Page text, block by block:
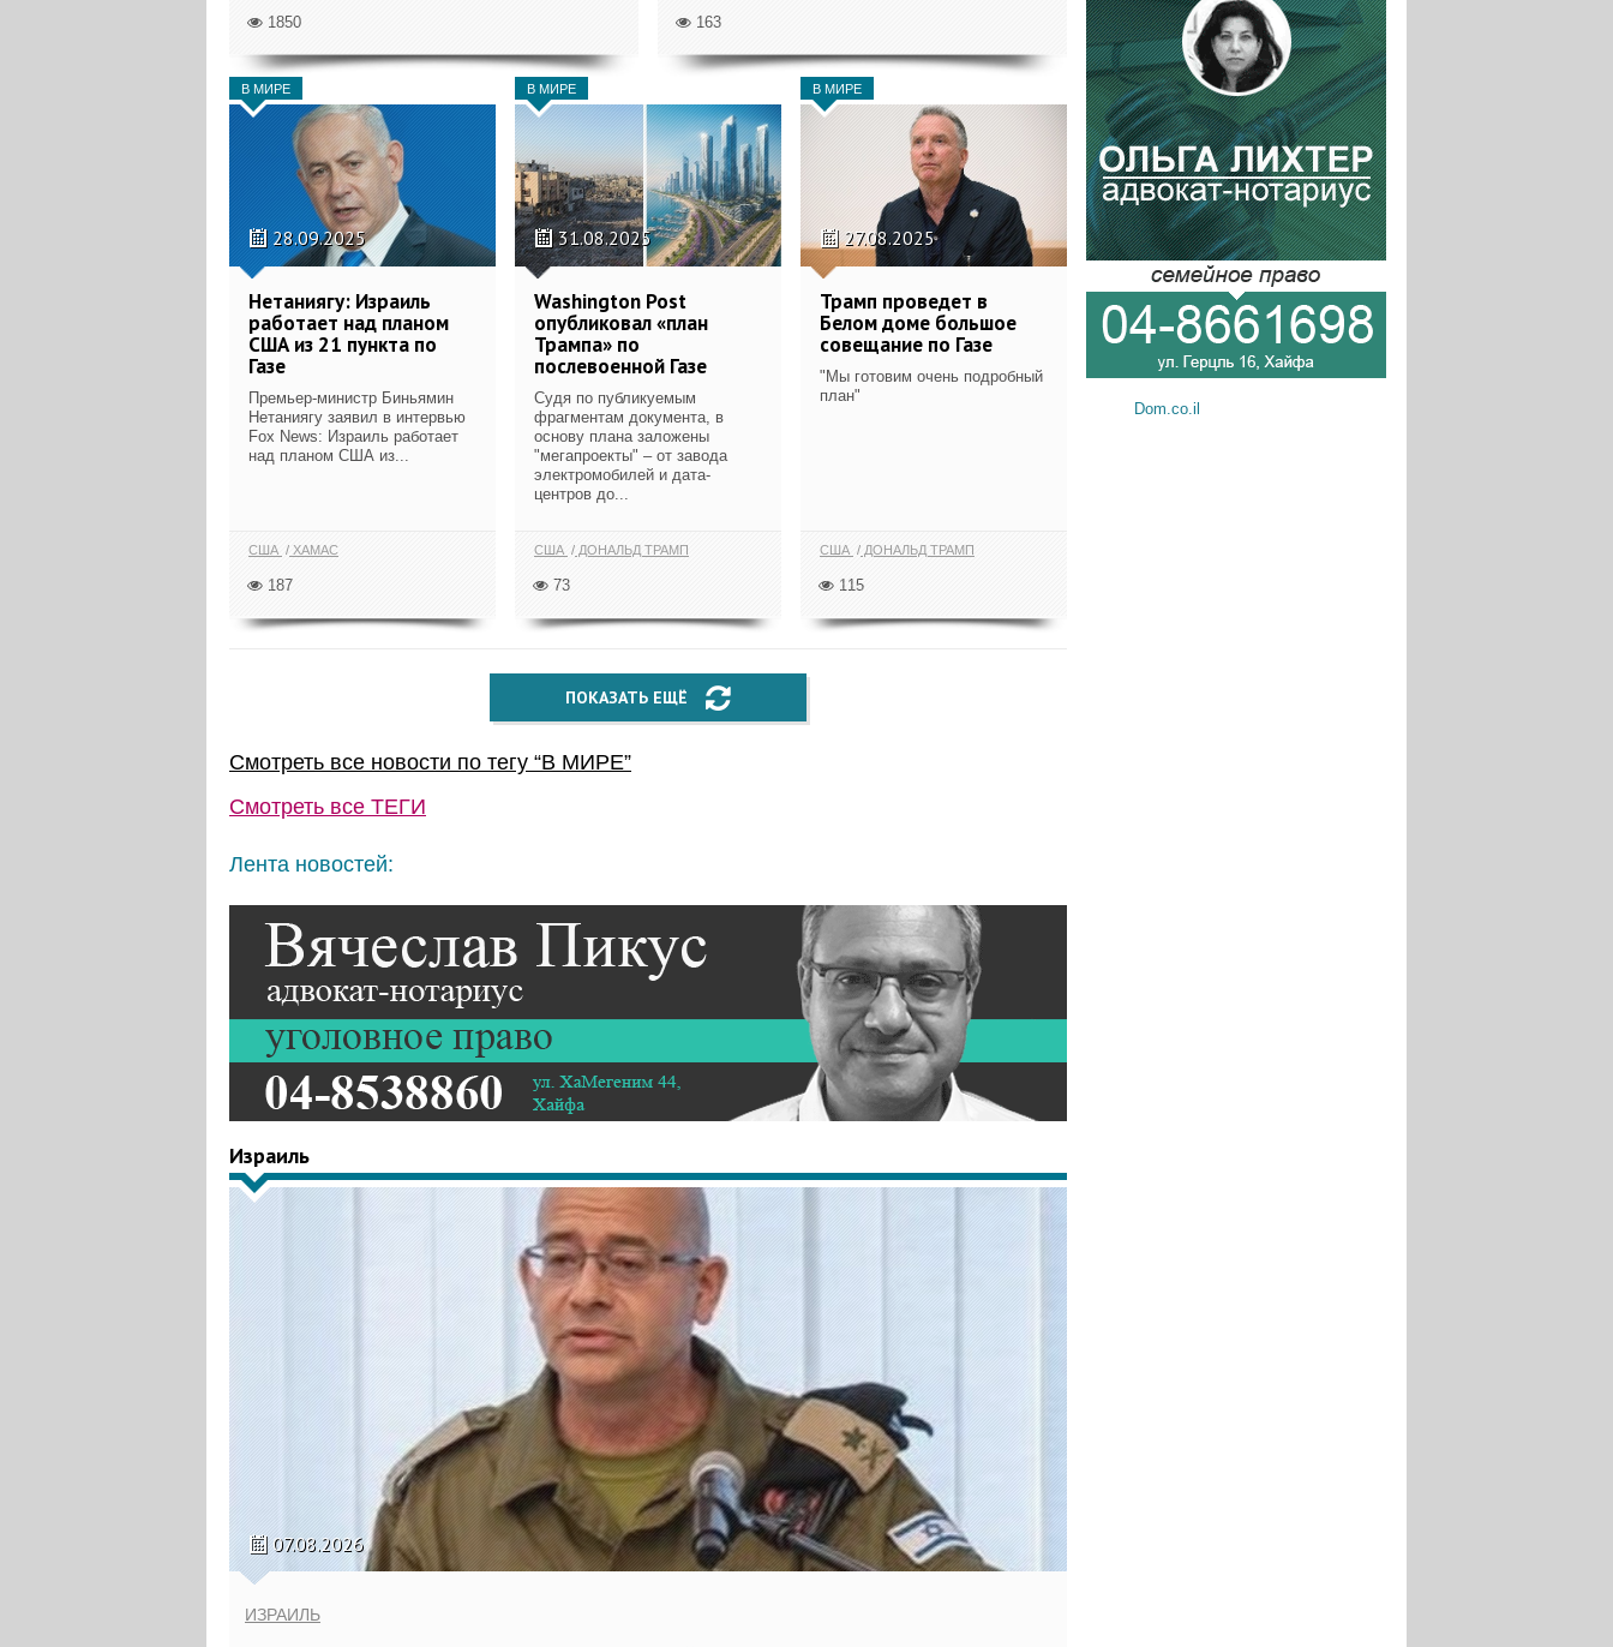
1850 163
В МИРЕ
28.09.2025
Нетаниягу: Израиль
работает над планом
США из 21 пункта по
Газе
Премьер-министр Биньямин
Нетаниягу заявил в интервью
Fox News: Израиль работает
над планом США из...
США ХАМАС
187
В МИРЕ
31.08.2025
Washington Post
опубликовал «план
Трампа» по
послевоенной Газе
Судя по публикуемым
фрагментам документа, в
основу плана заложены
"мегапроекты" – от завода
электромобилей и дата-
центров до...
США ДОНАЛЬД ТРАМП
73
В МИРЕ
27.08.2025
Трамп проведет в
Белом доме большое
совещание по Газе
"Мы готовим очень подробный
план"
США ДОНАЛЬД ТРАМП
115
ПОКАЗАТЬ ЕЩЁ
Смотреть все новости по тегу “В МИРЕ”
Смотреть все ТЕГИ
Лента новостей:
Израиль
07.08.2026
ИЗРАИЛЬ
Dom.co.il